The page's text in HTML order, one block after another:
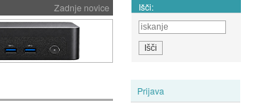
Zadnje novice Išči:
Prijava